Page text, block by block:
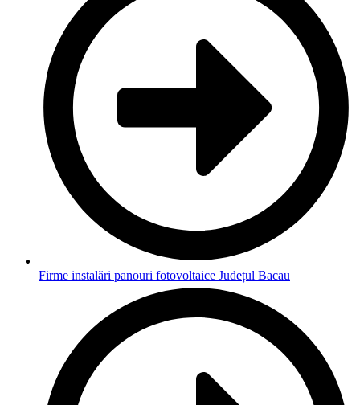
Firme instalări panouri fotovoltaice Județul Bacau